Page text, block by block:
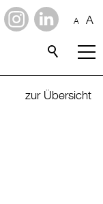
A A
zur Übersicht